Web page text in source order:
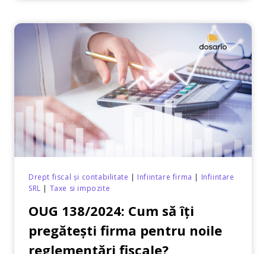
TERMENE
PENTRU
SITUAȚIILE
FINANCIARE
Drept fiscal și contabilitate | Infiintare firma | Infiintare
SRL | Taxe si impozite
OUG 138/2024: Cum să îți
pregătești firma pentru noile
reglementări fiscale?